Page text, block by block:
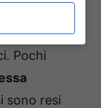
per
vedere l’ora
Pochi
sono resi